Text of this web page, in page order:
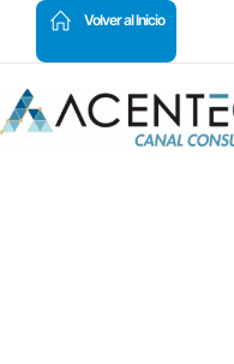
Volver al Inicio